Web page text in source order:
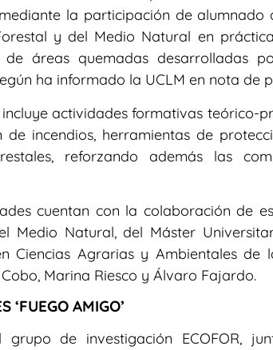
la participación de alumnado
y del Medio Natural en
de áreas quemadas desarrolladas
ha informado la UCLM en nota de
actividades formativas teórico-
de incendios, herramientas de
reforzando además las
cuentan con la colaboración de
Medio Natural, del Máster
Ciencias Agrarias y Ambientales de
Marina Riesco y Álvaro Fajardo.
‘FUEGO AMIGO’
grupo de investigación ECOFOR,